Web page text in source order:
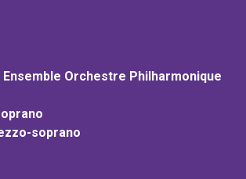
Ensemble Orchestre Philharmonique
soprano